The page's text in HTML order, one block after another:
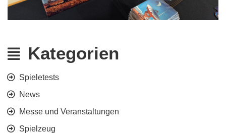
Kategorien
Spieletests
News
Messe und Veranstaltungen
Spielzeug